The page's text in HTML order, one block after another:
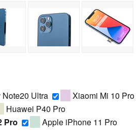
Ultra
Xiaomi Mi 10 Pro
Huawei P40 Pro
Pro
Apple iPhone 11 Pro